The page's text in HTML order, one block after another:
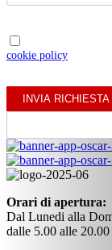
cookie policy
Orari di apertura:
Dal Lunedi alla
dalle 5.00 alle 20.00